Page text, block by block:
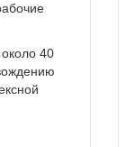
40